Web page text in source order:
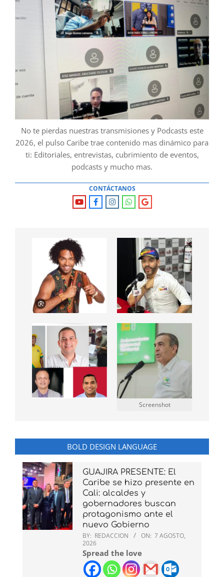
No te pierdas nuestras transmisiones y Podcasts este
2026, el pulso Caribe trae contenido mas dinámico para
ti: Editoriales, entrevistas, cubrimiento de eventos,
podcasts y mucho mas.
CONTÁCTANOS
Screenshot
BOLD DESIGN LANGUAGE
GUAJIRA PRESENTE: El
Caribe se hizo presente en
Cali: alcaldes y
gobernadores buscan
protagonismo ante el
nuevo Gobierno
BY: REDACCION ON: 7 AGOSTO,
2026
Spread the love